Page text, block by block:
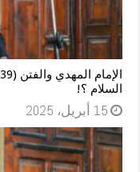
السلام ؟!
15 أبريل، 2025